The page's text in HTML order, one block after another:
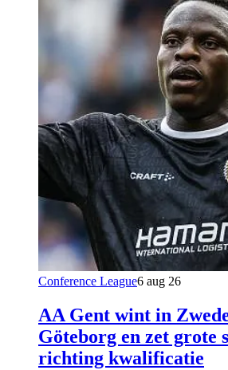
Conference League6 aug 26
AA Gent wint in
Göteborg en zet grote
richting kwalificatie